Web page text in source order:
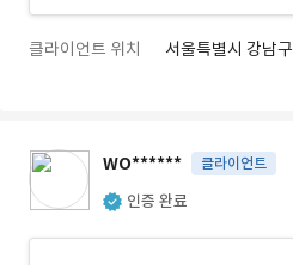
클라이언트 위치 서울특별시 강남구
WO****** 클라이언트
인증 완료